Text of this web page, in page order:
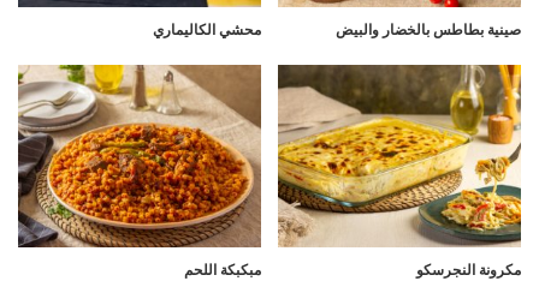
صينية بطاطس بالخضار والبيض محشي الكاليماري
مكرونة النجرسكو مبكبكة اللحم